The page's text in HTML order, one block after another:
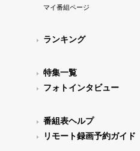
マイ番組ページ
ランキング
特集一覧
フォトインタビュー
番組表ヘルプ
リモート録画予約ガイド